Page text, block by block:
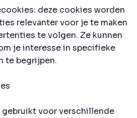
deze cookies worden
relevanter voor je te maken
te volgen. Ze kunnen
je interesse in specifieke
te begrijpen.
voor verschillende